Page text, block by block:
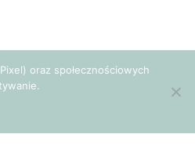
oraz społecznościowych